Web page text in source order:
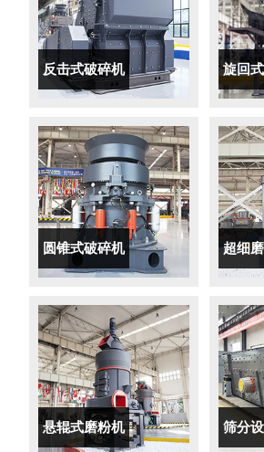
反击式破碎机 旋回
圆锥式破碎机 超细
悬辊式磨粉机 筛分